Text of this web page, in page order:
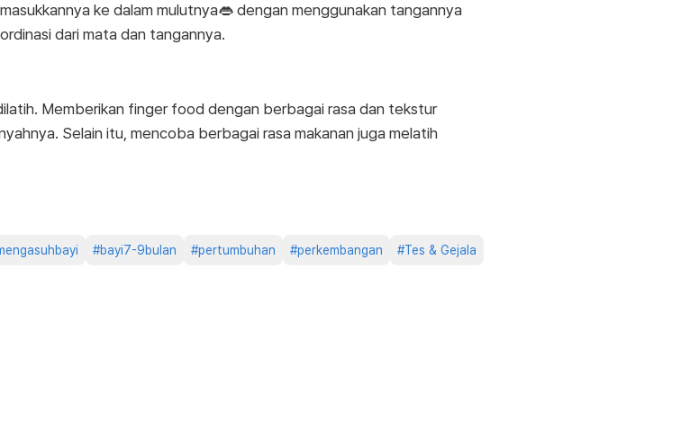
ke dalam mulutnya👄 dengan menggunakan tangannya
dari mata dan tangannya.
Memberikan finger food dengan berbagai rasa dan tekstur
Selain itu, mencoba berbagai rasa makanan juga melatih
#bayi7-9bulan #pertumbuhan #perkembangan #Tes & Gejala